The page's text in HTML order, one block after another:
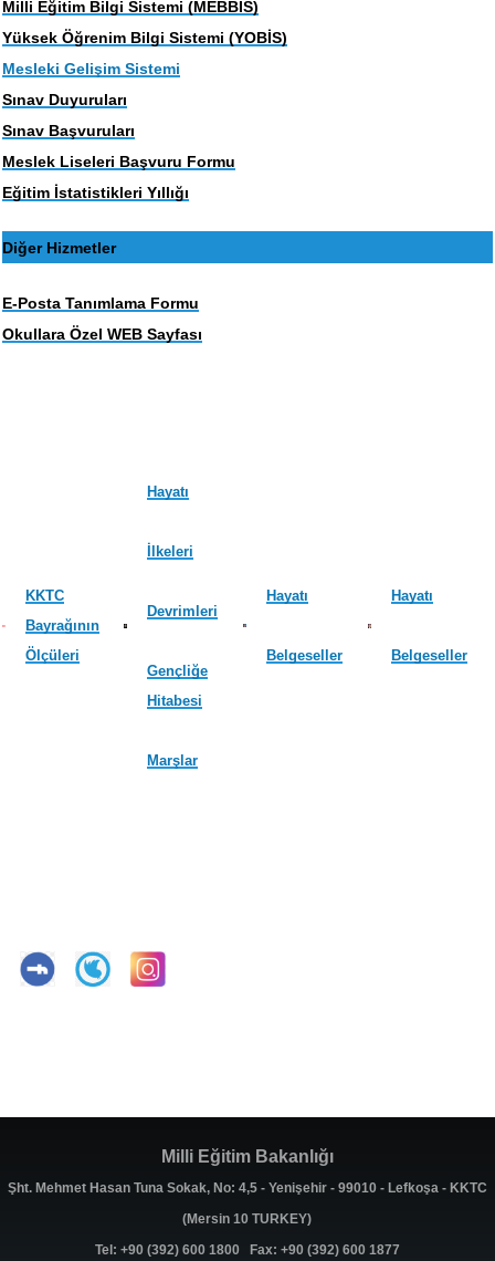
Milli Eğitim Bilgi Sistemi (MEBBIS)
Yüksek Öğrenim Bilgi Sistemi (YOBİS)
Mesleki Gelişim Sistemi
Sınav Duyuruları
Sınav Başvuruları
Meslek Liseleri Başvuru Formu
Eğitim İstatistikleri Yıllığı
Diğer Hizmetler
E-Posta Tanımlama Formu
Okullara Özel WEB Sayfası
KKTC
Bayrağının
Ölçüleri
Hayatı
İlkeleri
Devrimleri
Gençliğe
Hitabesi
Marşlar
Hayatı
Belgeseller
Hayatı
Belgeseller
Milli Eğitim Bakanlığı
Şht. Mehmet Hasan Tuna Sokak, No: 4,5 - Yenişehir - 99010 - Lefkoşa - KKTC
(Mersin 10 TURKEY)
Tel: +90 (392) 600 1800 Fax: +90 (392) 600 1877